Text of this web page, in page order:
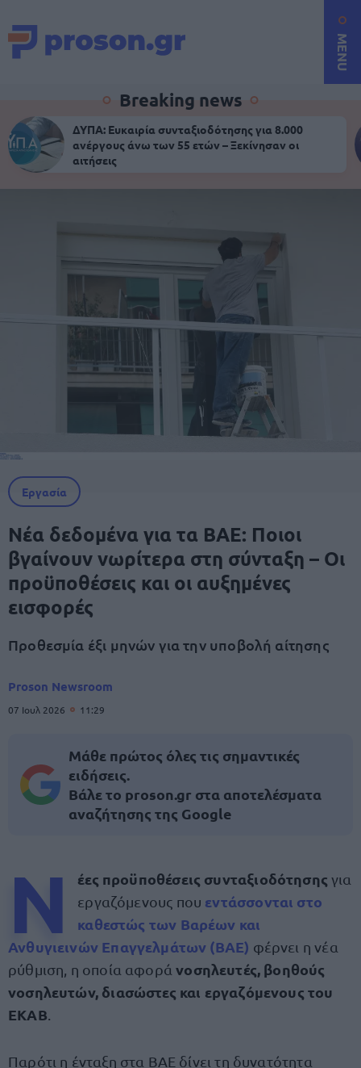
MENU
Breaking news
ΔΥΠΑ: Ευκαιρία συνταξιοδότησης για 8.000
ανέργους άνω των 55 ετών – Ξεκίνησαν οι
αιτήσεις
Εργασία
Νέα δεδομένα για τα ΒΑΕ: Ποιοι
βγαίνουν νωρίτερα στη σύνταξη – Οι
προϋποθέσεις και οι αυξημένες
εισφορές
Προθεσμία έξι μηνών για την υποβολή αίτησης
Proson Newsroom
07 Ιουλ 2026 11:29
Μάθε πρώτος όλες τις σημαντικές
ειδήσεις.
Βάλε το proson.gr στα αποτελέσματα
αναζήτησης της Google
Ν έες προϋποθέσεις συνταξιοδότησης για
εργαζόμενους που εντάσσονται στο
καθεστώς των Βαρέων και
Ανθυγιεινών Επαγγελμάτων (ΒΑΕ) φέρνει η νέα
ρύθμιση, η οποία αφοράνοσηλευτές, βοηθούς
νοσηλευτών, διασώστες και εργαζόμενους του
ΕΚΑΒ
Παρότι η ένταξη στα ΒΑΕ δίνει τη δυνατότητα